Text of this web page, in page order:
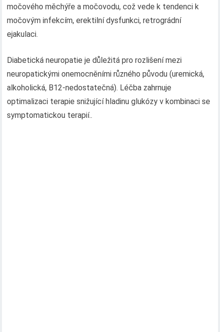
močového měchýře a močovodu, což vede k tendenci k
močovým infekcím, erektilní dysfunkci, retrográdní
ejakulaci.
Diabetická neuropatie je důležitá pro rozlišení mezi
neuropatickými onemocněními různého původu (uremická,
alkoholická, B12-nedostatečná). Léčba zahrnuje
optimalizaci terapie snižující hladinu glukózy v kombinaci se
symptomatickou terapií..